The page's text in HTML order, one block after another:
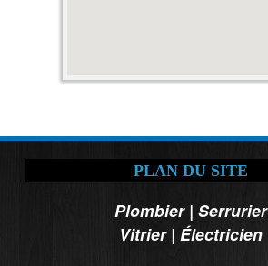
PLAN DU SITE
Plombier| Serrurier
Vitrier| Électricien